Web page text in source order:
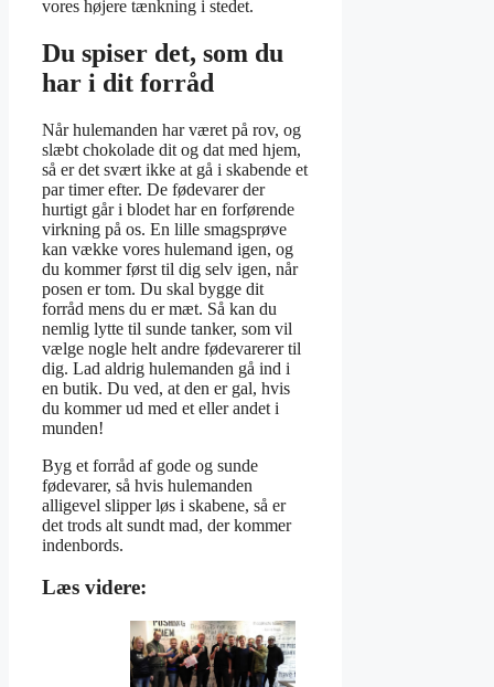
vores højere tænkning i stedet.
Du spiser det, som du
har i dit forråd
Når hulemanden har været på rov, og
slæbt chokolade dit og dat med hjem,
så er det svært ikke at gå i skabende et
par timer efter. De fødevarer der
hurtigt går i blodet har en forførende
virkning på os. En lille smagsprøve
kan vække vores hulemand igen, og
du kommer først til dig selv igen, når
posen er tom. Du skal bygge dit
forråd mens du er mæt. Så kan du
nemlig lytte til sunde tanker, som vil
vælge nogle helt andre fødevarerer til
dig. Lad aldrig hulemanden gå ind i
en butik. Du ved, at den er gal, hvis
du kommer ud med et eller andet i
munden!
Byg et forråd af gode og sunde
fødevarer, så hvis hulemanden
alligevel slipper løs i skabene, så er
det trods alt sundt mad, der kommer
indenbords.
Læs videre: